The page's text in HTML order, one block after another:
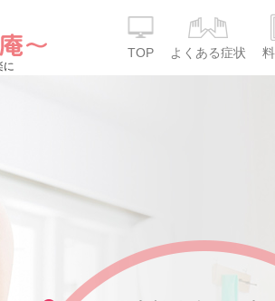
に
TOP よくある症状